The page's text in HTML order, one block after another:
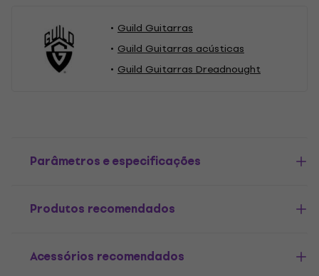
Guild Guitarras
Guild Guitarras acústicas
Guild Guitarras Dreadnought
Parâmetros e especificações
Produtos recomendados
Acessórios recomendados